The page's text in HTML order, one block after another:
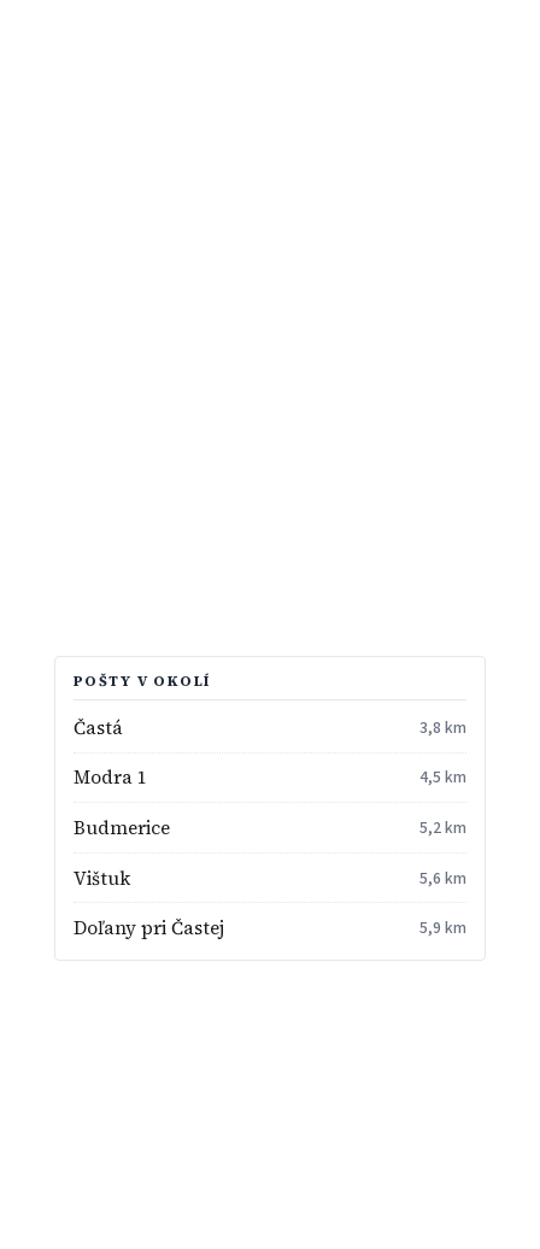
POŠTY V OKOLÍ
Častá 3,8 km
Modra 1 4,5 km
Budmerice 5,2 km
Vištuk 5,6 km
Doľany pri Častej 5,9 km